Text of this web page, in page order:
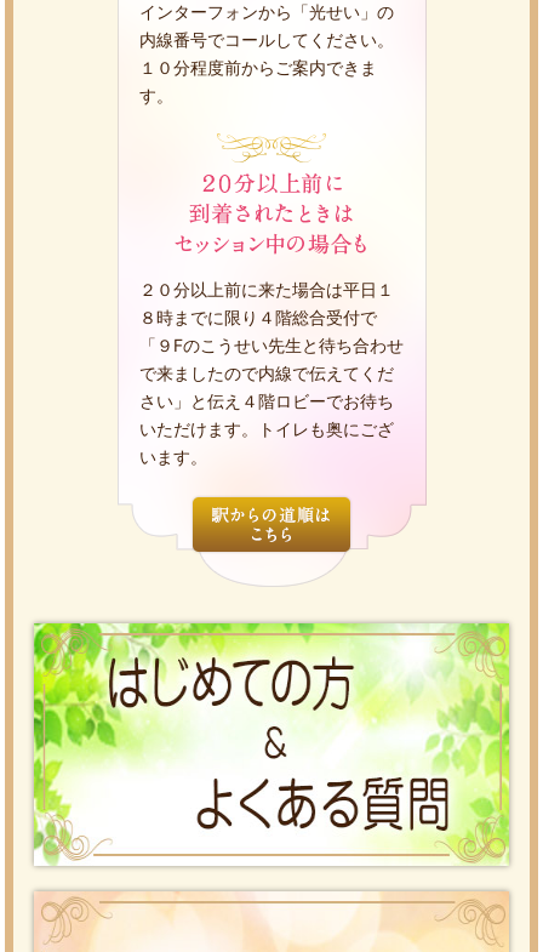
インターフォンから「光せい」の
内線番号でコールしてください。
１０分程度前からご案内できま
す。
２０分以上前に来た場合は平日１
８時までに限り４階総合受付で
「９Fのこうせい先生と待ち合わせ
で来ましたので内線で伝えてくだ
さい」と伝え４階ロビーでお待ち
いただけます。トイレも奥にござ
います。